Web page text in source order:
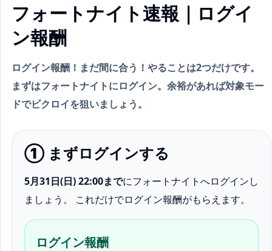
フォートナイト速報｜ログイ
ン報酬
ログイン報酬！まだ間に合う！やることは2つだけです。
まずはフォートナイトにログイン。余裕があれば対象モー
ドでビクロイを狙いましょう。
① まずログインする
5月31日(日) 22:00までにフォートナイトへログインし
ましょう。 これだけでログイン報酬がもらえます。
ログイン報酬